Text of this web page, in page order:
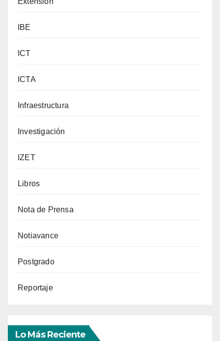
IBE
ICT
ICTA
Infraestructura
Investigación
IZET
Libros
Nota de Prensa
Notiavance
Postgrado
Reportaje
Lo Más Reciente